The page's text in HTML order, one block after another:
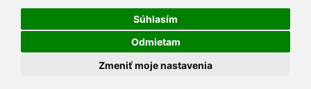
Súhlasím
Odmietam
Zmeniť moje nastavenia
© 2005- 2026 TRACO Computers s.r.o., Všetky práva vyhradené.
Created by Q7 digital media s.r.o.|Napíšte námv prípade
problémov s prezeraním našich stránok.